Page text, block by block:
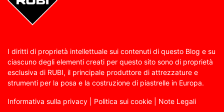
I diritti di proprietà intellettuale sui contenuti di questo Blog e su
ciascuno degli elementi creati per questo sito sono di proprietà
esclusiva di RUBI, il principale produttore di attrezzature e
strumenti per la posa e la costruzione di piastrelle in Europa.
Informativa sulla privacy Politica sui cookie Note Legali